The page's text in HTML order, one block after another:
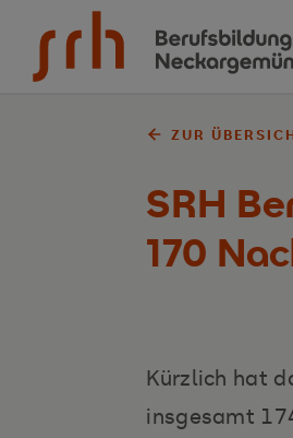
Zum Inhalt springen
ZUR
SRH
170
Kürzlich hat
insgesamt